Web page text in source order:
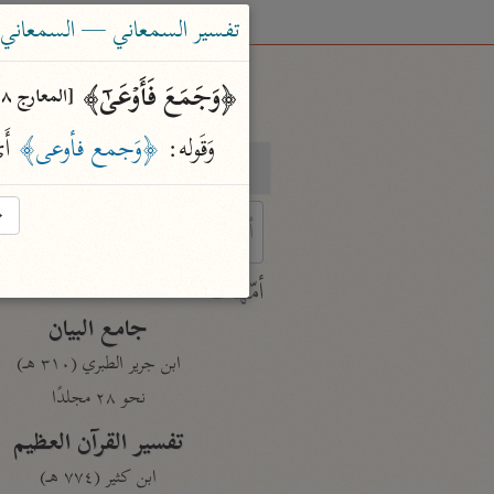
بحث
characters for results.
أمّهات
جامع البيان
ابن جرير الطبري (٣١٠ هـ)
نحو ٢٨ مجلدًا
تفسير القرآن العظيم
ابن كثير (٧٧٤ هـ)
تفسير السمعاني — السمعاني (٤٨٩
﴿وَجَمَعَ فَأَوۡعَىٰۤ﴾ [المعارج ١٨]
وَقَوله: ﴿وَجمع فأوعى﴾